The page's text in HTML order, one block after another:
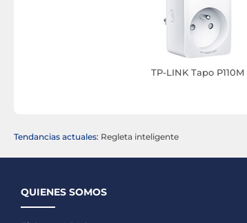
TP-LINK Tapo P110M
Tendancias actuales: Regleta inteligente
QUIENES SOMOS